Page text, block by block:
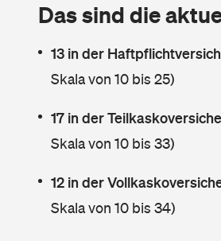
Das sind die
13 in der
Skala von 10 bis 25)
17 in der
Skala von 10 bis 33)
12 in der
Skala von 10 bis 34)